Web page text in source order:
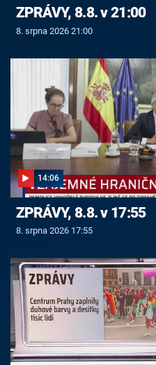
ZPRÁVY, 8.8. v 21:00
8. srpna 2026 21:00
14:06
ZPRÁVY, 8.8. v 17:55
8. srpna 2026 17:55